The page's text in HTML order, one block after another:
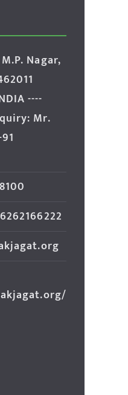
Nagar,
----
Mr.